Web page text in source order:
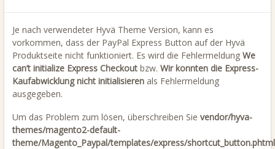
Je nach verwendeter Hyvä Theme Version, kann es
vorkommen, dass der PayPal Express Button auf der Hyvä
Produktseite nicht funktioniert. Es wird die Fehlermeldung We
can’t initialize Express Checkoutbzw. Wir konnten die Express-
Kaufabwicklung nicht initialisierenals Fehlermeldung
ausgegeben.
Um das Problem zum lösen, überschreiben Sie vendor/hyva-
themes/magento2-default-
theme/Magento_Paypal/templates/express/shortcut_button.phtml